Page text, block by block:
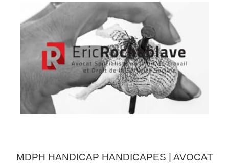
MDPH HANDICAP HANDICAPES | AVOCAT